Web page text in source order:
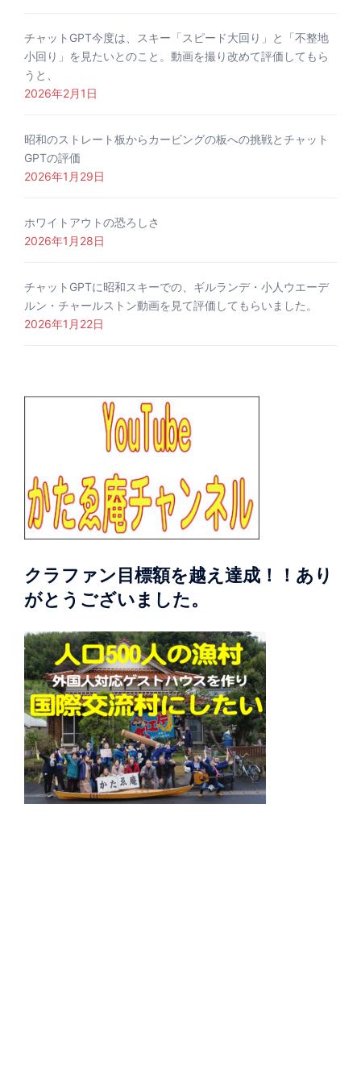
チャットGPT今度は、スキー「スピード大回り」と「不整地
小回り」を見たいとのこと。動画を撮り改めて評価してもら
うと、
2026年2月1日
昭和のストレート板からカービングの板への挑戦とチャット
GPTの評価
2026年1月29日
ホワイトアウトの恐ろしさ
2026年1月28日
チャットGPTに昭和スキーでの、ギルランデ・小人ウエーデ
ルン・チャールストン動画を見て評価してもらいました。
2026年1月22日
クラファン目標額を越え達成！！あり
がとうございました。